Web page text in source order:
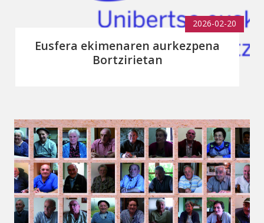
2026-02-20
Eusfera ekimenaren aurkezpena
Bortzirietan